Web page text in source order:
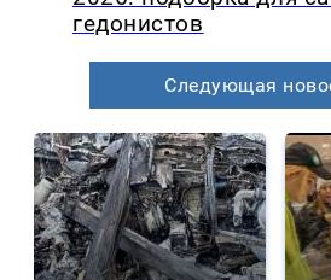
гедонистов
Следующая